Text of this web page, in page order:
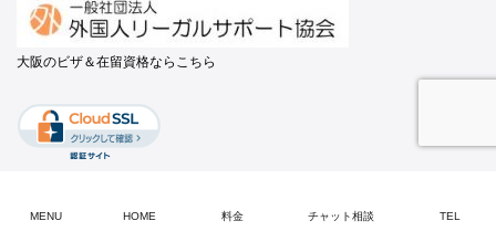
大阪のビザ＆在留資格ならこちら
Copyright © TOKYOビザ申請オフィス All Rights Reserved.
MENU HOME 料金 チャット相談 TEL